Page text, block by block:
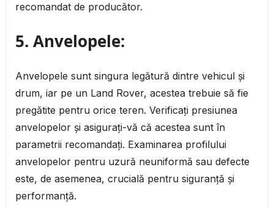
recomandat de producător.
5. Anvelopele:
Anvelopele sunt singura legătură dintre vehicul și
drum, iar pe un Land Rover, acestea trebuie să fie
pregătite pentru orice teren. Verificați presiunea
anvelopelor și asigurați-vă că acestea sunt în
parametrii recomandați. Examinarea profilului
anvelopelor pentru uzură neuniformă sau defecte
este, de asemenea, crucială pentru siguranță și
performanță.